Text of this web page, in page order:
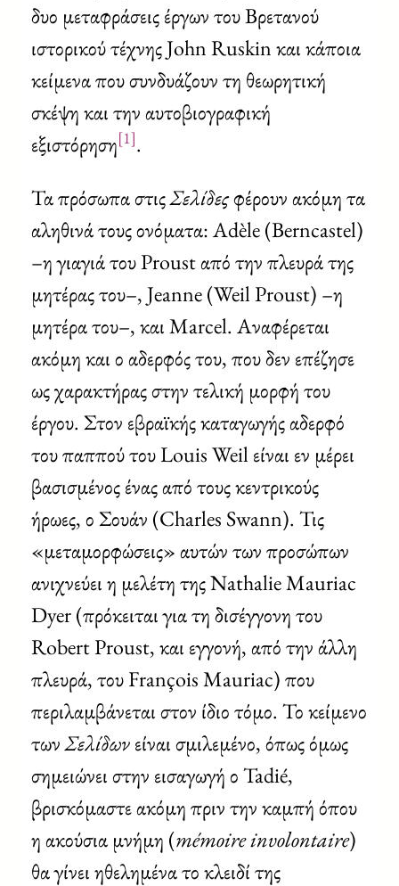
δυο μεταφράσεις έργων του Βρετανού
ιστορικού τέχνης John Ruskin και κάποια
κείμενα που συνδυάζουν τη θεωρητική
σκέψη και την αυτοβιογραφική
εξιστόρηση[1].
Τα πρόσωπα στιςΣελίδεςφέρουν ακόμη τα
αληθινά τους ονόματα: Adèle (Berncastel)
–η γιαγιά του Proust από την πλευρά της
μητέρας του–, Jeanne (Weil Proust) –η
μητέρα του–, και Marcel. Αναφέρεται
ακόμη και ο αδερφός του, που δεν επέζησε
ως χαρακτήρας στην τελική μορφή του
έργου. Στον εβραϊκής καταγωγής αδερφό
του παππού του Louis Weil είναι εν μέρει
βασισμένος ένας από τους κεντρικούς
ήρωες, ο Σουάν (Charles Swann). Τις
«μεταμορφώσεις» αυτών των προσώπων
ανιχνεύει η μελέτη της Nathalie Mauriac
Dyer (πρόκειται για τη δισέγγονη του
Robert Proust, και εγγονή, από την άλλη
πλευρά, του François Mauriac) που
περιλαμβάνεται στον ίδιο τόμο. Το κείμενο
τωνΣελίδωνείναι σμιλεμένο, όπως όμως
σημειώνει στην εισαγωγή ο Tadié,
βρισκόμαστε ακόμη πριν την καμπή όπου
η ακούσια μνήμη (mémoire involontaire)
θα γίνει ηθελημένα το κλειδί της